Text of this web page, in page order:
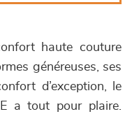
haute couture
généreuses, ses
d’exception, le
a tout pour plaire.